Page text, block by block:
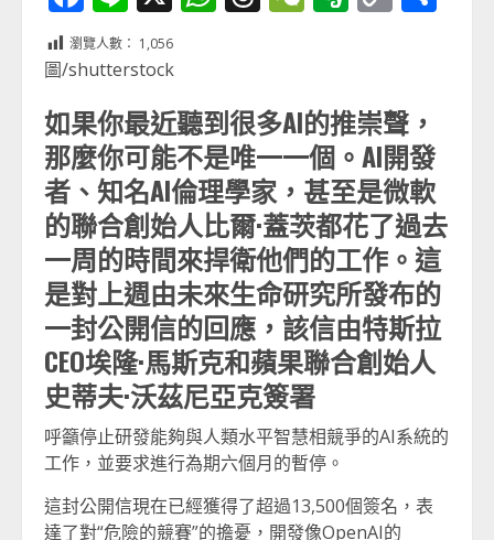
瀏覽人數： 1,056
圖/shutterstock
如果你最近聽到很多AI的推崇聲，
那麼你可能不是唯一一個。AI開發
者、知名AI倫理學家，甚至是微軟
的聯合創始人比爾·蓋茨都花了過去
一周的時間來捍衛他們的工作。這
是對上週由未來生命研究所發布的
一封公開信的回應，該信由特斯拉
CEO埃隆·馬斯克和蘋果聯合創始人
史蒂夫·沃茲尼亞克簽署
呼籲停止研發能夠與人類水平智慧相競爭的AI系統的
工作，並要求進行為期六個月的暫停。
這封公開信現在已經獲得了超過13,500個簽名，表
達了對“危險的競賽”的擔憂，開發像OpenAI的